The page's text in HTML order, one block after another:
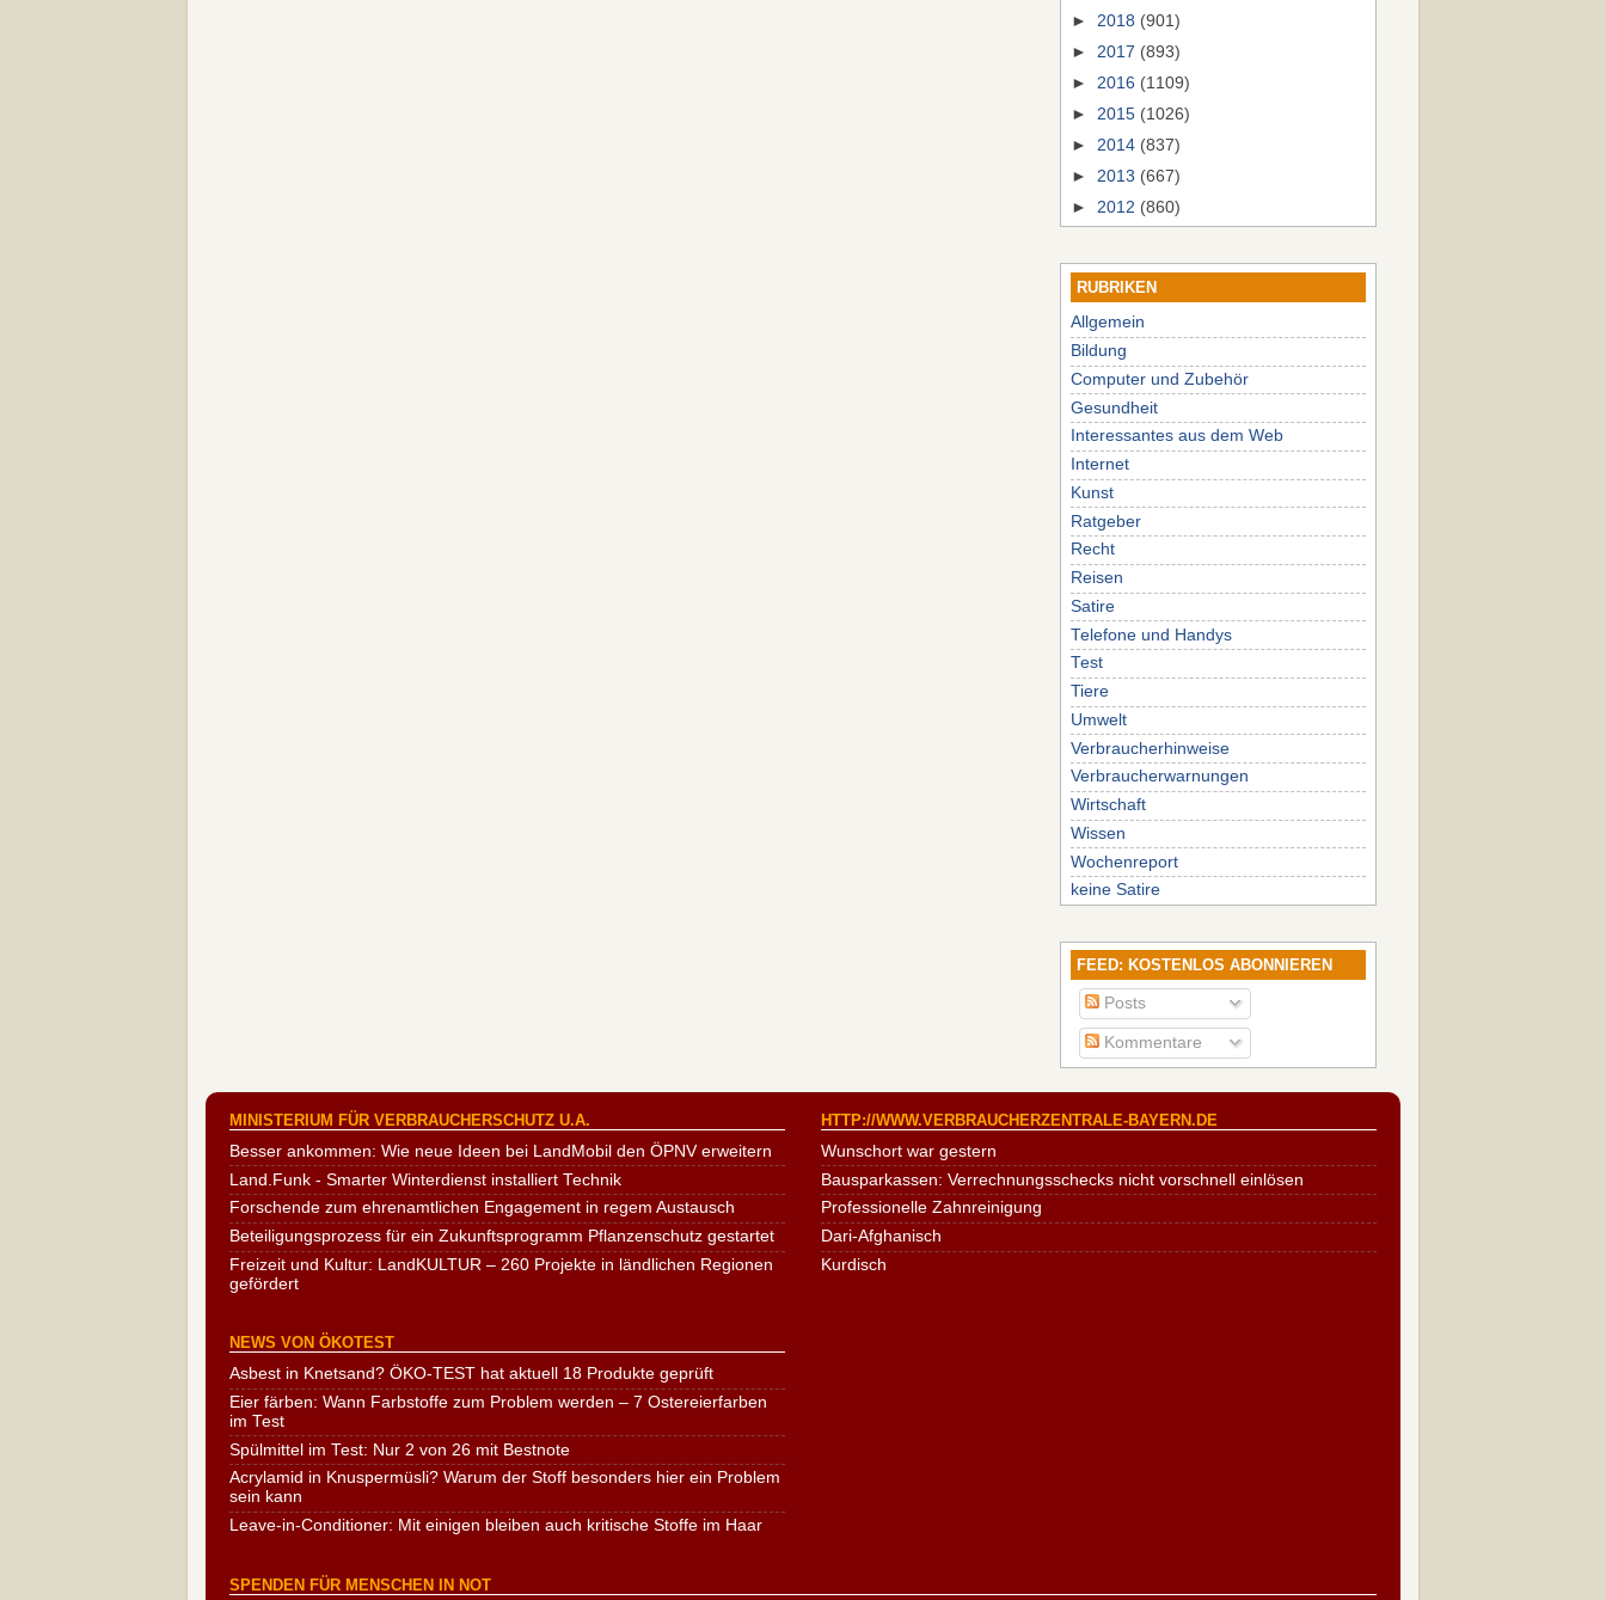
► 2018 (901)
► 2017 (893)
► 2016 (1109)
► 2015 (1026)
► 2014 (837)
► 2013 (667)
► 2012 (860)
RUBRIKEN
Allgemein
Bildung
Computer und Zubehör
Gesundheit
Interessantes aus dem Web
Internet
Kunst
Ratgeber
Recht
Reisen
Satire
Telefone und Handys
Test
Tiere
Umwelt
Verbraucherhinweise
Verbraucherwarnungen
Wirtschaft
Wissen
Wochenreport
keine Satire
FEED: KOSTENLOS ABONNIEREN
Posts
Kommentare
MINISTERIUM FÜR VERBRAUCHERSCHUTZ U.A.
Besser ankommen: Wie neue Ideen bei LandMobil den ÖPNV erweitern
Land.Funk - Smarter Winterdienst installiert Technik
Forschende zum ehrenamtlichen Engagement in regem Austausch
Beteiligungsprozess für ein Zukunftsprogramm Pflanzenschutz gestartet
Freizeit und Kultur: LandKULTUR – 260 Projekte in ländlichen Regionen
gefördert
NEWS VON ÖKOTEST
Asbest in Knetsand? ÖKO-TEST hat aktuell 18 Produkte geprüft
Eier färben: Wann Farbstoffe zum Problem werden – 7 Ostereierfarben
im Test
Spülmittel im Test: Nur 2 von 26 mit Bestnote
Acrylamid in Knuspermüsli? Warum der Stoff besonders hier ein Problem
sein kann
Leave-in-Conditioner: Mit einigen bleiben auch kritische Stoffe im Haar
HTTP://WWW.VERBRAUCHERZENTRALE-BAYERN.DE
Wunschort war gestern
Bausparkassen: Verrechnungsschecks nicht vorschnell einlösen
Professionelle Zahnreinigung
Dari-Afghanisch
Kurdisch
SPENDEN FÜR MENSCHEN IN NOT